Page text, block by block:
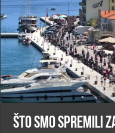
Što smo spremili